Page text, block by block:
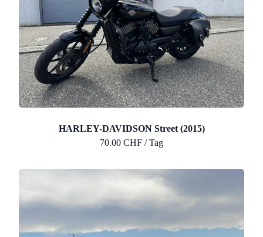
HARLEY-DAVIDSON Street (2015)
70.00 CHF / Tag